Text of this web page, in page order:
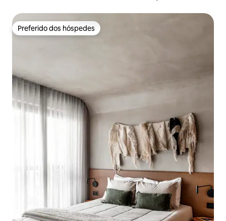
Preferido dos hóspedes
Preferido dos hóspedes